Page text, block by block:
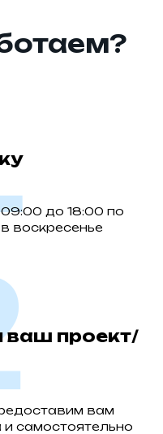
до 18:00 по
воскресенье
ваш проект/
вам
самостоятельно